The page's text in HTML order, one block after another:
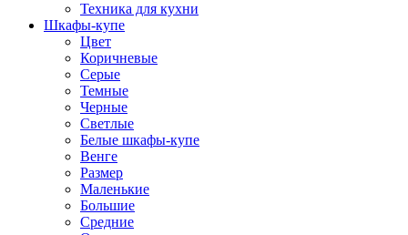
Техника для кухни
Шкафы-купе
Цвет
Коричневые
Серые
Темные
Черные
Светлые
Белые шкафы-купе
Венге
Размер
Маленькие
Большие
Средние